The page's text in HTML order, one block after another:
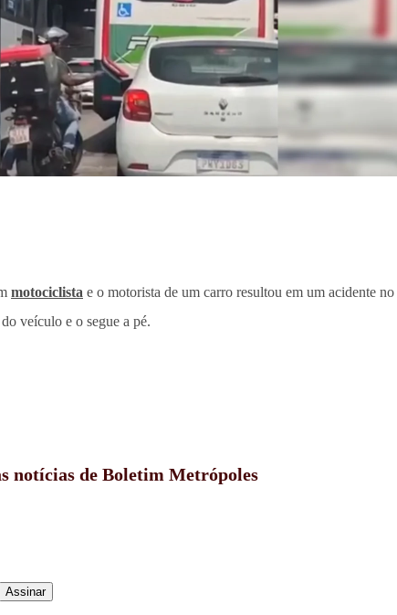
motociclista e o motorista de um carro resultou em um acidente no
veículo e o segue a pé.
notícias de Boletim Metrópoles
Assinar